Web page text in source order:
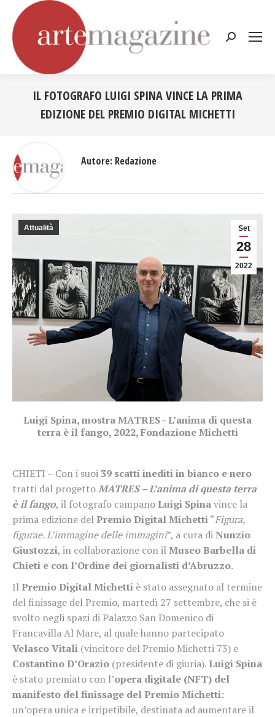
Cerca:
IL FOTOGRAFO LUIGI SPINA VINCE LA PRIMA
EDIZIONE DEL PREMIO DIGITAL MICHETTI
Set
28
2022
Attualità
Luigi Spina, mostra MATRES - L’anima di questa
terra è il fango, 2022, Fondazione Michetti
CHIETI – Con i suoi 39 scatti inediti in bianco e nero
tratti dal progettoMATRES – L’anima di questa terra
è il fango, il fotografo campanoLuigi Spinavince la
prima edizione delPremio Digital Michetti“Figura,
figurae. L’immagine delle immagini”, a cura diNunzio
Giustozzi, in collaborazione con ilMuseo Barbella di
Chieti e con l’Ordine dei giornalisti d’Abruzzo.
IlPremio Digital Michetti è stato assegnato al termine
del finissage del Premio, martedì 27 settembre, che si è
svolto negli spazi di Palazzo San Domenico di
Francavilla Al Mare, al quale hanno partecipato
Velasco Vitali (vincitore del Premio Michetti 73) e
Costantino D’Orazio (presidente di giuria).Luigi Spina
è stato premiato con l’opera digitale (NFT) del
manifesto del finissage del Premio Michetti:
un’opera unica e irripetibile, destinata ad aumentare il
Autore: Redazione